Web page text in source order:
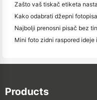
Zašto vaš tiskač etiketa
Products